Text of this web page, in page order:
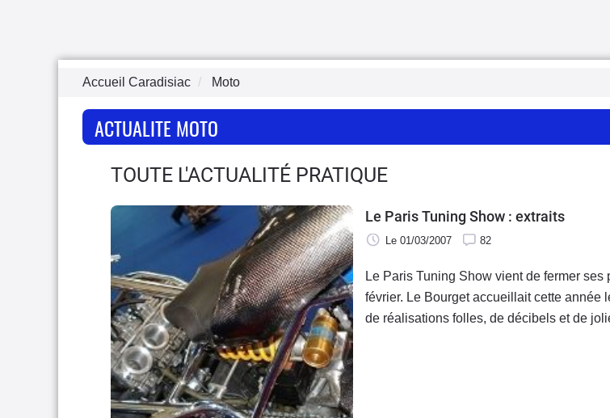
Accueil Caradisiac Moto
ACTUALITE MOTO
TOUTE L'ACTUALITÉ PRATIQUE
Le Paris Tuning Show : extraits
Le 01/03/2007 82
Le Paris Tuning Show vient de fermer ses
février. Le Bourget accueillait cette année les amateurs
de réalisations folles, de décibels et de